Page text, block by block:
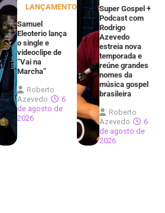
LANÇAMENTOS
Samuel
Eleoterio lança
o single e
videoclipe de
“Vai na
Marcha”
Roberto
Azevedo
6
de agosto de
2026
Super Gospel +
Podcast com
Rodrigo
Azevedo
estreia nova
temporada e
reúne grandes
nomes da
música gospel
brasileira
Roberto
Azevedo
6
de agosto de
2026